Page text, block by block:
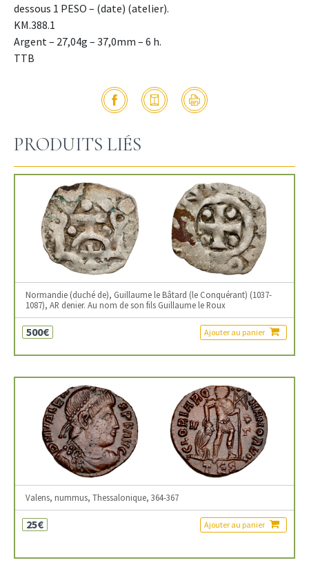
dessous 1 PESO – (date) (atelier).
KM.388.1
Argent – 27,04g – 37,0mm – 6 h.
TTB
PRODUITS LIÉS
Normandie (duché de), Guillaume le Bâtard (le Conquérant) (1037-
1087), AR denier. Au nom de son fils Guillaume le Roux
500€ Ajouter au panier
Valens, nummus, Thessalonique, 364-367
25€ Ajouter au panier